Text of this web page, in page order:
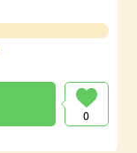
0